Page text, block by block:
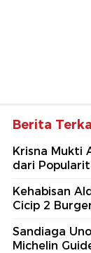
Berita
Krisna Mukti
dari
Kehabisan
Cicip 2
Sandiaga
Michelin